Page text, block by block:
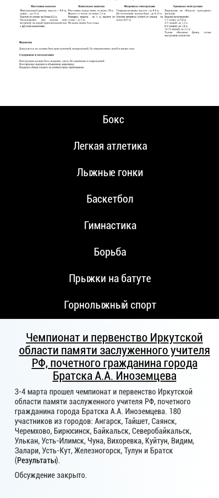
Бокс
Легкая атлетика
Лыжные гонки
Баскетбол
Гимнастика
Борьба
Прыжки на батуте
Горнолыжный спорт
Чемпионат и первенство Иркутской
области памяти заслуженного учителя
РФ, почетного гражданина города
Братска А.А. Иноземцева
3-4 марта прошел чемпионат и первенство Иркутской
области памяти заслуженного учителя РФ, почетного
гражданина города Братска А.А. Иноземцева. 180
участников из городов: Ангарск, Тайшет, Саянск,
Черемхово, Бирюсинск, Байкальск, Северобайкальск,
Улькан, Усть-Илимск, Чуна, Вихоревка, Куйтун, Видим,
Залари, Усть-Кут, Железногорск, Тулун и Братск
(Результаты).
Обсуждение закрыто.